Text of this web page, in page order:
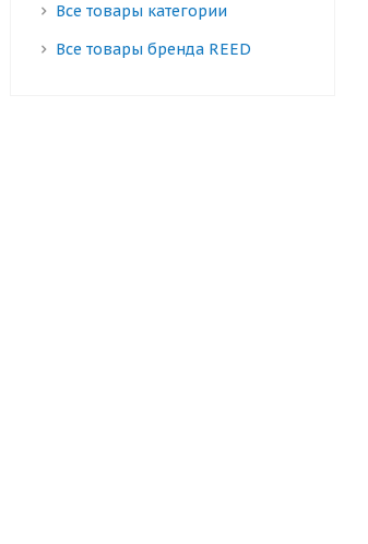
Все товары категории
Все товары бренда REED